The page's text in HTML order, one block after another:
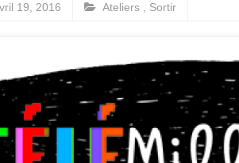
19, 2016 Ateliers Sortir